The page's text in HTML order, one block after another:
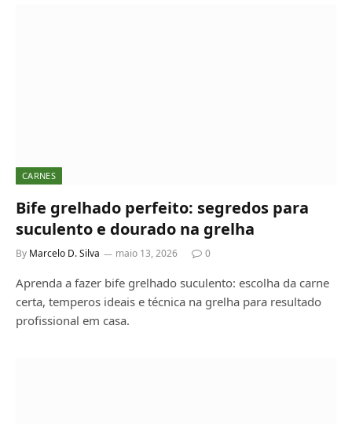
CARNES
Bife grelhado perfeito: segredos para
suculento e dourado na grelha
By Marcelo D. Silva maio 13, 2026 0
Aprenda a fazer bife grelhado suculento: escolha da carne
certa, temperos ideais e técnica na grelha para resultado
profissional em casa.